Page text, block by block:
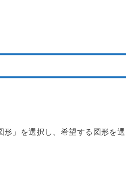
形」を選択し、希望する図形を選